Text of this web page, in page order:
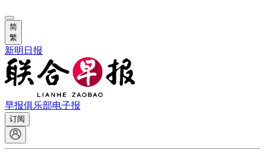
简
繁
新明日报
早报俱乐部电子报
订阅